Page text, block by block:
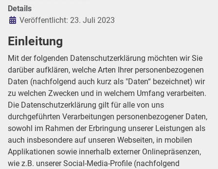
Details
Veröffentlicht: 23. Juli 2023
Einleitung
Mit der folgenden Datenschutzerklärung möchten wir Sie
darüber aufklären, welche Arten Ihrer personenbezogenen
Daten (nachfolgend auch kurz als "Daten“ bezeichnet) wir
zu welchen Zwecken und in welchem Umfang verarbeiten.
Die Datenschutzerklärung gilt für alle von uns
durchgeführten Verarbeitungen personenbezogener Daten,
sowohl im Rahmen der Erbringung unserer Leistungen als
auch insbesondere auf unseren Webseiten, in mobilen
Applikationen sowie innerhalb externer Onlinepräsenzen,
wie z.B. unserer Social-Media-Profile (nachfolgend